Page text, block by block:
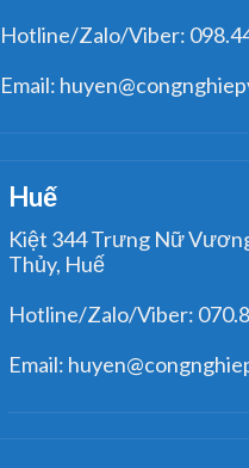
Hotline/Zalo/Viber:
Email:
Huế
Kiệt 344 Trưng Nữ
Thủy, Huế
Hotline/Zalo/Viber:
Email: